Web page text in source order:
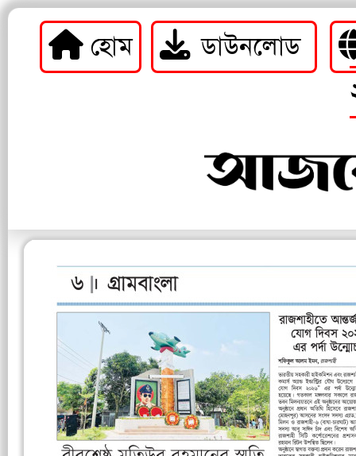
হোম
ডাউনলোড